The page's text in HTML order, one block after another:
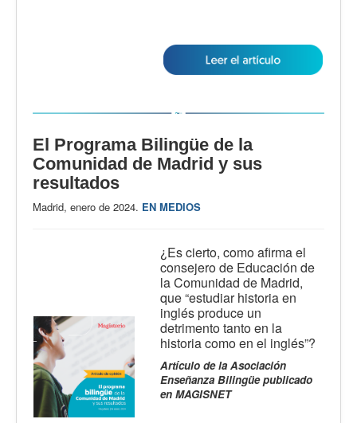
El Programa Bilingüe de la
Comunidad de Madrid y sus
resultados
Madrid, enero de 2024. EN MEDIOS
¿Es cierto, como afirma el
consejero de Educación de
la Comunidad de Madrid,
que “estudiar historia en
inglés produce un
detrimento tanto en la
historia como en el inglés”?
Artículo de la Asociación
Enseñanza Bilingüe publicado
en MAGISNET